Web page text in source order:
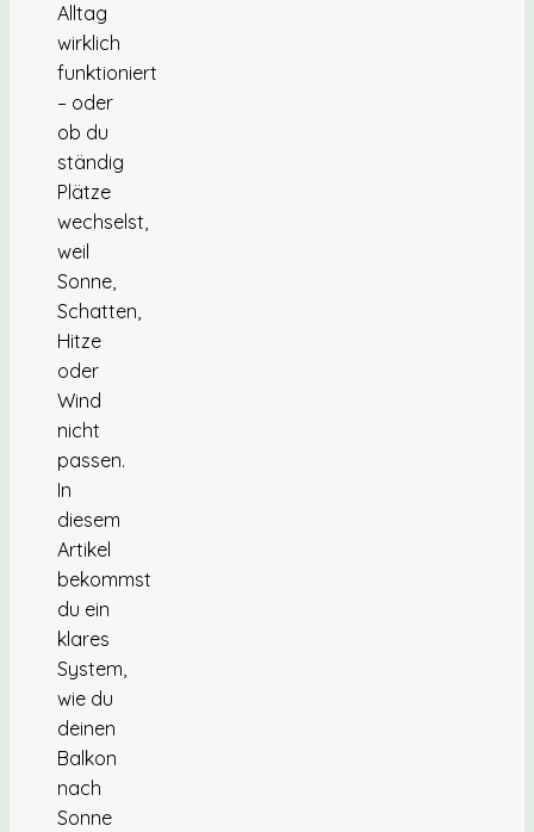
Alltag
wirklich
funktioniert
– oder
ob du
ständig
Plätze
wechselst,
weil
Sonne,
Schatten,
Hitze
oder
Wind
nicht
passen.
In
diesem
Artikel
bekommst
du ein
klares
System,
wie du
deinen
Balkon
nach
Sonne